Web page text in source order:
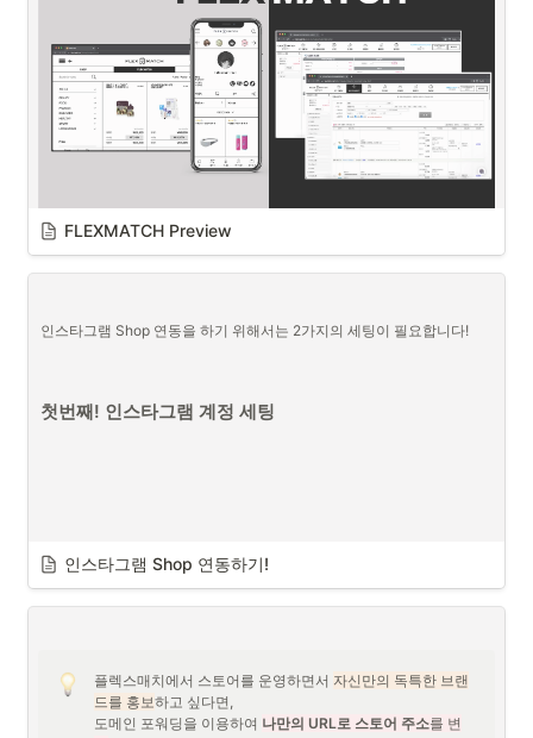
SHOP FLEX MATCH
다양한 상품을 저렴한 금액으로
판매자 SCM
FLEXMATCH Preview
인스타그램 Shop 연동을 하기 위해서는 2가지의 세팅이 필요합니다!
첫번째! 인스타그램 계정 세팅
인스타그램 Shop 연동하기!
플렉스매치에서 스토어를 운영하면서 자신만의 독특한 브랜
드를 홍보하고 싶다면,
도메인 포워딩을 이용하여 나만의 URL로 스토어 주소를 변